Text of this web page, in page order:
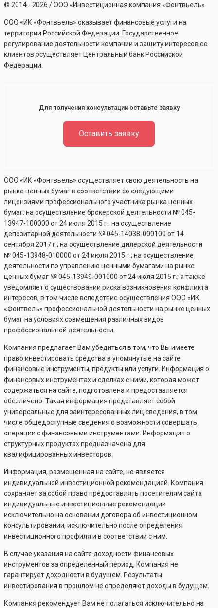
© 2014 - 2026 / ООО «Инвестиционная компания «Фонтвьель»
ООО «ИК «Фонтвьель» оказывает финансовые услуги на
территории Российской Федерации. Государственное
регулирование деятельности компании и защиту интересов ее
клиентов осуществляет Центральный банк Российской
Федерации.
Для получения консультации оставьте заявку
Оставить заявку
ООО «ИК «Фонтвьель» осуществляет свою деятельность на
рынке ценных бумаг в соответствии со следующими
лицензиями профессионального участника рынка ценных
бумаг: на осуществление брокерской деятельности №045-
13947-100000 от 24 июля 2015 г.; на осуществление
депозитарной деятельности №045-14038-000100 от 14
сентября 2017 г.; на осуществление дилерской деятельности
№045-13948-010000 от 24 июля 2015 г.; на осуществление
деятельности по управлению ценными бумагами на рынке
ценных бумаг №045-13949-001000 от 24 июля 2015 г.; а также
уведомляет о существовании риска возникновения конфликта
интересов, в том числе вследствие осуществления ООО «ИК
«Фонтвель» профессиональной деятельности на рынке ценных
бумаг на условиях совмещения различных видов
профессиональной деятельности.
Компания предлагает Вам убедиться в том, что Вы имеете
право инвестировать средства в упомянутые на сайте
финансовые инструменты, продукты или услуги. Информация о
финансовых инструментах и сделках с ними, которая может
содержаться на сайте, подготовлена и предоставляется
обезличено. Такая информация представляет собой
универсальные для заинтересованных лиц сведения, в том
числе общедоступные сведения о возможности совершать
операции с финансовыми инструментами. Информация о
структурных продуктах предназначена для
квалифицированных инвесторов.
Информация, размещенная на сайте, не является
индивидуальной инвестиционной рекомендацией. Компания
сохраняет за собой право предоставлять посетителям сайта
индивидуальные инвестиционные рекомендации
исключительно на основании договора об инвестиционном
консультировании, исключительно после определения
инвестиционного профиля и в соответствии с ним.
В случае указания на сайте доходности финансовых
инструментов за определенный период, Компания не
гарантирует доходности в будущем. Результаты
инвестирования в прошлом не определяют доходы в будущем.
Компания рекомендует Вам не полагаться исключительно на